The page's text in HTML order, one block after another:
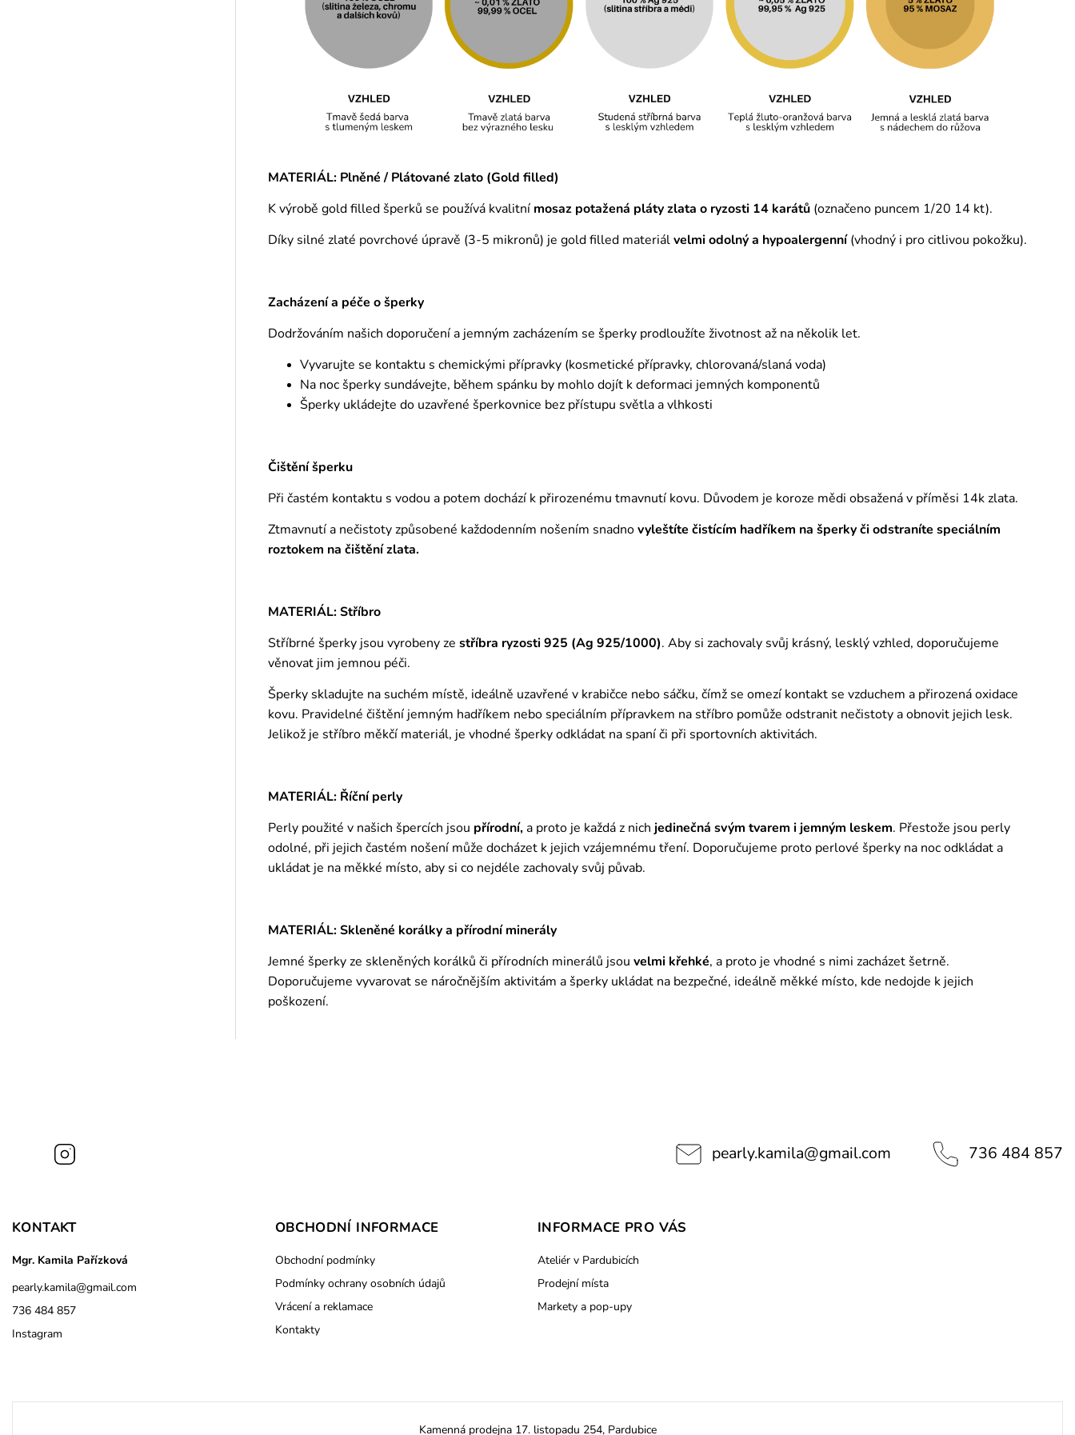
MATERIÁL: Plněné / Plátované zlato (Gold filled)
K výrobě gold filled šperků se používá kvalitní mosaz potažená pláty zlata o ryzosti 14 karátů (označeno puncem 1/20 14 kt).
Díky silné zlaté povrchové úpravě (3-5 mikronů) je gold filled materiálvelmi odolný a hypoalergenní(vhodný i pro citlivou pokožku).
Zacházení a péče o šperky
Dodržováním našich doporučení a jemným zacházením se šperky prodloužíte životnost až na několik let.
Vyvarujte se kontaktu s chemickými přípravky (kosmetické přípravky, chlorovaná/slaná voda)
Na noc šperky sundávejte, během spánku by mohlo dojít k deformaci jemných komponentů
Šperky ukládejte do uzavřené šperkovnice bez přístupu světla a vlhkosti
Čištění šperku
Při častém kontaktu s vodou a potem dochází k přirozenému tmavnutí kovu. Důvodem je koroze mědi obsažená v příměsi 14k zlata.
Ztmavnutí a nečistoty způsobené každodenním nošením snadnovyleštíte čistícím hadříkem na šperky či odstraníte speciálním
roztokem na čištění zlata.
MATERIÁL: Stříbro
Stříbrné šperky jsou vyrobeny ze stříbra ryzosti 925 (Ag 925/1000). Aby si zachovaly svůj krásný, lesklý vzhled, doporučujeme
věnovat jim jemnou péči.
Šperky skladujte na suchém místě, ideálně uzavřené v krabičce nebo sáčku, čímž se omezí kontakt se vzduchem a přirozená oxidace
kovu. Pravidelné čištění jemným hadříkem nebo speciálním přípravkem na stříbro pomůže odstranit nečistoty a obnovit jejich lesk.
Jelikož je stříbro měkčí materiál, je vhodné šperky odkládat na spaní či při sportovních aktivitách.
MATERIÁL: Říční perly
Perly použité v našich špercích jsou přírodní,a proto je každá z nich jedinečná svým tvarem i jemným leskem. Přestože jsou perly
odolné, při jejich častém nošení může docházet k jejich vzájemnému tření. Doporučujeme proto perlové šperky na noc odkládat a
ukládat je na měkké místo, aby si co nejdéle zachovaly svůj půvab.
MATERIÁL: Skleněné korálky a přírodní minerály
Jemné šperky ze skleněných korálků či přírodních minerálů jsou velmi křehké, a proto je vhodné s nimi zacházet šetrně.
Doporučujeme vyvarovat se náročnějším aktivitám a šperky ukládat na bezpečné, ideálně měkké místo, kde nedojde k jejich
poškození.
pearly.kamila@gmail.com 736 484 857
KONTAKT
Mgr. Kamila Pařízková
pearly.kamila@gmail.com
736 484 857
Instagram
OBCHODNÍ INFORMACE
Obchodní podmínky
Podmínky ochrany osobních údajů
Vrácení a reklamace
Kontakty
INFORMACE PRO VÁS
Ateliér v Pardubicích
Prodejní místa
Markety a pop-upy
Kamenná prodejna 17. listopadu 254, Pardubice